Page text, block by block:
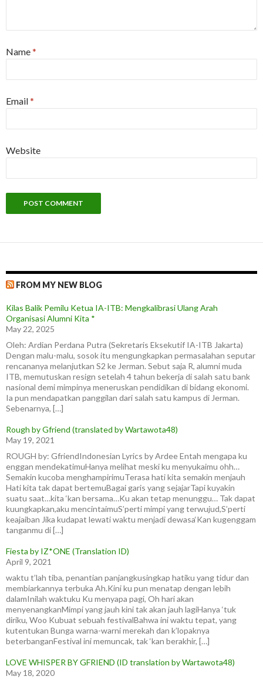
Name*
Email*
Website
FROM MY NEW BLOG
Kilas Balik Pemilu Ketua IA-ITB: Mengkalibrasi Ulang Arah
Organisasi Alumni Kita *
May 22, 2025
Oleh: Ardian Perdana Putra (Sekretaris Eksekutif IA-ITB Jakarta)
Dengan malu-malu, sosok itu mengungkapkan permasalahan seputar
rencananya melanjutkan S2 ke Jerman. Sebut saja R, alumni muda
ITB, memutuskan resign setelah 4 tahun bekerja di salah satu bank
nasional demi mimpinya meneruskan pendidikan di bidang ekonomi.
Ia pun mendapatkan panggilan dari salah satu kampus di Jerman.
Sebenarnya, […]
Rough by Gfriend (translated by Wartawota48)
May 19, 2021
ROUGH by: GfriendIndonesian Lyrics by Ardee Entah mengapa ku
enggan mendekatimuHanya melihat meski ku menyukaimu ohh…
Semakin kucoba menghampirimuTerasa hati kita semakin menjauh
Hati kita tak dapat bertemuBagai garis yang sejajarTapi kuyakin
suatu saat…kita ‘kan bersama…Ku akan tetap menunggu… Tak dapat
kuungkapkan,aku mencintaimuS’perti mimpi yang terwujud,S’perti
keajaiban Jika kudapat lewati waktu menjadi dewasa‘Kan kugenggam
tanganmu di […]
Fiesta by IZ*ONE (Translation ID)
April 9, 2021
waktu t’lah tiba, penantian panjangkusingkap hatiku yang tidur dan
membiarkannya terbuka Ah.Kini ku pun menatap dengan lebih
dalamInilah waktuku Ku menyapa pagi, Oh hari akan
menyenangkanMimpi yang jauh kini tak akan jauh lagiHanya ‘tuk
diriku, Woo Kubuat sebuah festivalBahwa ini waktu tepat, yang
kutentukan Bunga warna-warni merekah dan k’lopaknya
beterbanganFestival ini memuncak, tak ‘kan berakhir, […]
LOVE WHISPER BY GFRIEND (ID translation by Wartawota48)
May 18, 2020